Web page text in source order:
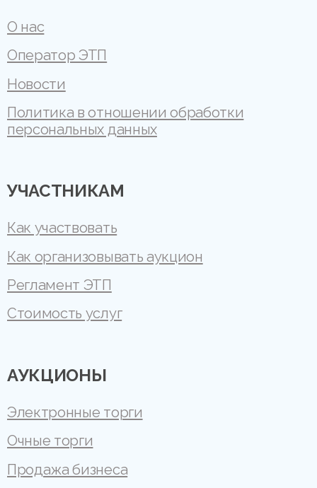
О нас
Оператор ЭТП
Новости
Политика в отношении обработки
персональных данных
УЧАСТНИКАМ
Как участвовать
Как организовывать аукцион
Регламент ЭТП
Стоимость услуг
АУКЦИОНЫ
Электронные торги
Очные торги
Продажа бизнеса